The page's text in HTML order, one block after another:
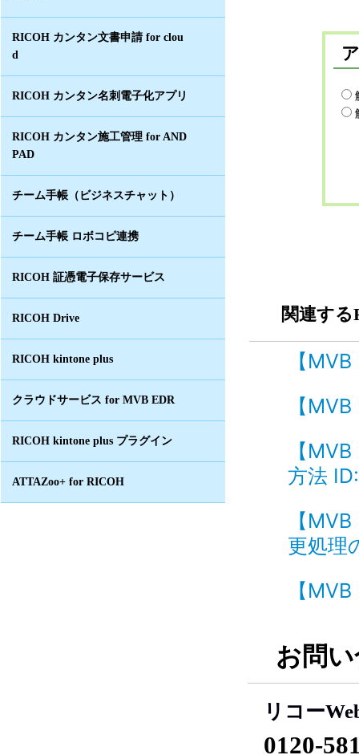
RICOH カンタン文書申請 for clou
d
RICOH カンタン名刺電子化アプリ
RICOH カンタン施工管理 for AND
PAD
チーム手帳（ビジネスチャット）
チーム手帳 ロボコピ連携
RICOH 証憑電子保存サービス
RICOH Drive
RICOH kintone plus
クラウドサービス for MVB EDR
RICOH kintone plus プラグイン
ATTAZoo+ for RICOH
関連する
【
【
【
方法
【
更処
【
お問
リコー
0120-